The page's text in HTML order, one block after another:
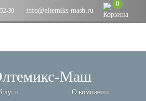
30 info@eltemiks-mash.ru
0
О компании